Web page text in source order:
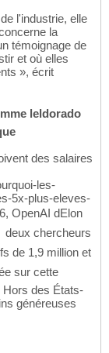
l'industrie, elle
la
témoignage de
et où elles
», écrit
leldorado
des salaires
les-
5x-plus-eleves-
OpenAI dElon
deux chercheurs
de 1,9 million et
sur cette
Hors des États-
généreuses